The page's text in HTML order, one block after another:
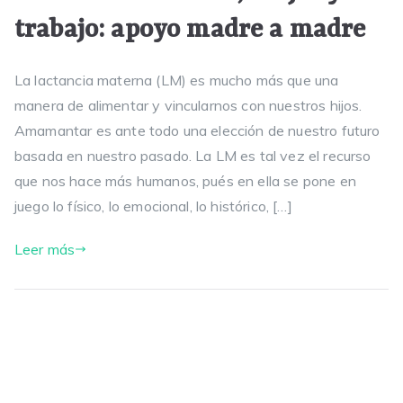
trabajo: apoyo madre a madre
La lactancia materna (LM) es mucho más que una
manera de alimentar y vincularnos con nuestros hijos.
Amamantar es ante todo una elección de nuestro futuro
basada en nuestro pasado. La LM es tal vez el recurso
que nos hace más humanos, pués en ella se pone en
juego lo físico, lo emocional, lo histórico, […]
Leer más